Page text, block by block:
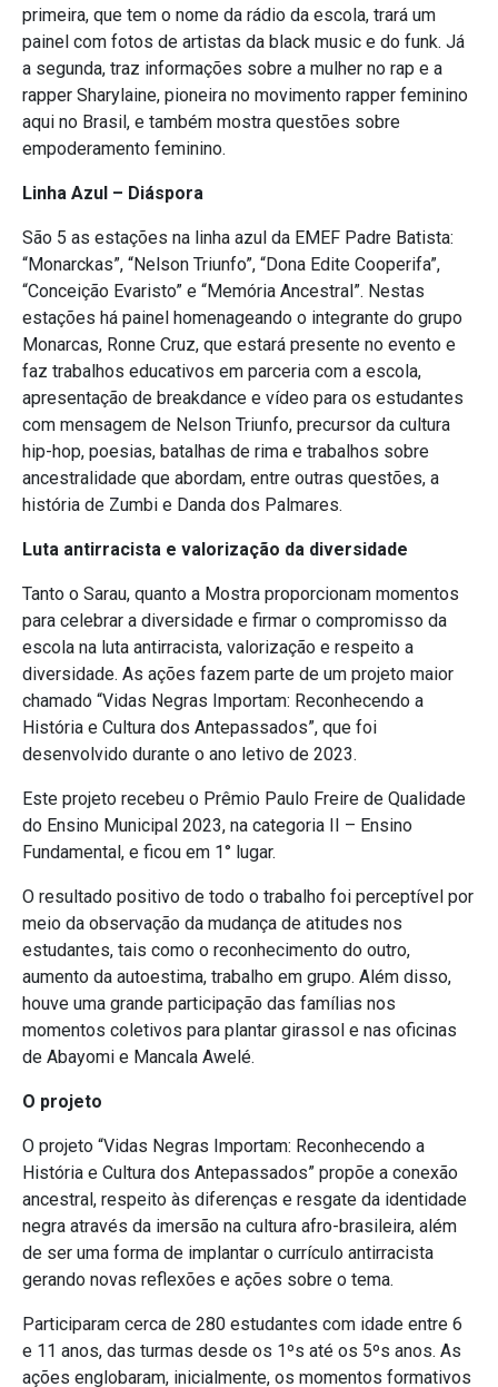
primeira, que tem o nome da rádio da escola, trará um
painel com fotos de artistas da black music e do funk. Já
a segunda, traz informações sobre a mulher no rap e a
rapper Sharylaine, pioneira no movimento rapper feminino
aqui no Brasil, e também mostra questões sobre
empoderamento feminino.
Linha Azul – Diáspora
São 5 as estações na linha azul da EMEF Padre Batista:
“Monarckas”, “Nelson Triunfo”, “Dona Edite Cooperifa”,
“Conceição Evaristo” e “Memória Ancestral”. Nestas
estações há painel homenageando o integrante do grupo
Monarcas, Ronne Cruz, que estará presente no evento e
faz trabalhos educativos em parceria com a escola,
apresentação de breakdance e vídeo para os estudantes
com mensagem de Nelson Triunfo, precursor da cultura
hip-hop, poesias, batalhas de rima e trabalhos sobre
ancestralidade que abordam, entre outras questões, a
história de Zumbi e Danda dos Palmares.
Luta antirracista e valorização da diversidade
Tanto o Sarau, quanto a Mostra proporcionam momentos
para celebrar a diversidade e firmar o compromisso da
escola na luta antirracista, valorização e respeito a
diversidade. As ações fazem parte de um projeto maior
chamado “Vidas Negras Importam: Reconhecendo a
História e Cultura dos Antepassados”, que foi
desenvolvido durante o ano letivo de 2023.
Este projeto recebeu o Prêmio Paulo Freire de Qualidade
do Ensino Municipal 2023, na categoria II – Ensino
Fundamental, e ficou em 1° lugar.
O resultado positivo de todo o trabalho foi perceptível por
meio da observação da mudança de atitudes nos
estudantes, tais como o reconhecimento do outro,
aumento da autoestima, trabalho em grupo. Além disso,
houve uma grande participação das famílias nos
momentos coletivos para plantar girassol e nas oficinas
de Abayomi e Mancala Awelé.
O projeto
O projeto “Vidas Negras Importam: Reconhecendo a
História e Cultura dos Antepassados” propõe a conexão
ancestral, respeito às diferenças e resgate da identidade
negra através da imersão na cultura afro-brasileira, além
de ser uma forma de implantar o currículo antirracista
gerando novas reflexões e ações sobre o tema.
Participaram cerca de 280 estudantes com idade entre 6
e 11 anos, das turmas desde os 1ºs até os 5ºs anos. As
ações englobaram, inicialmente, os momentos formativos